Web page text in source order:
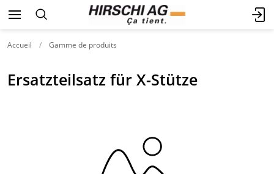
Accueil Gamme de produits
Ersatzteilsatz für X-Stütze